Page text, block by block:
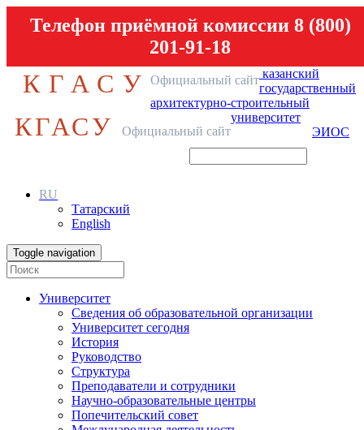
Телефон приёмной комиссии 8 (800)
201-91-18
КГАСУ Официальный сайт казанский
государственный
архитектурно-строительный
университет
КГАСУ Официальный сайт ЭИОС
RU
Татарский
English
Toggle navigation
Университет
Сведения об образовательной организации
Университет сегодня
История
Руководство
Структура
Преподаватели и сотрудники
Научно-образовательные центры
Попечительский совет